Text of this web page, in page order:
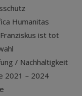
Humanitas
ist tot
/ Nachhaltigkeit
2021 – 2024